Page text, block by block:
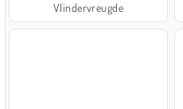
Vlindervreugde